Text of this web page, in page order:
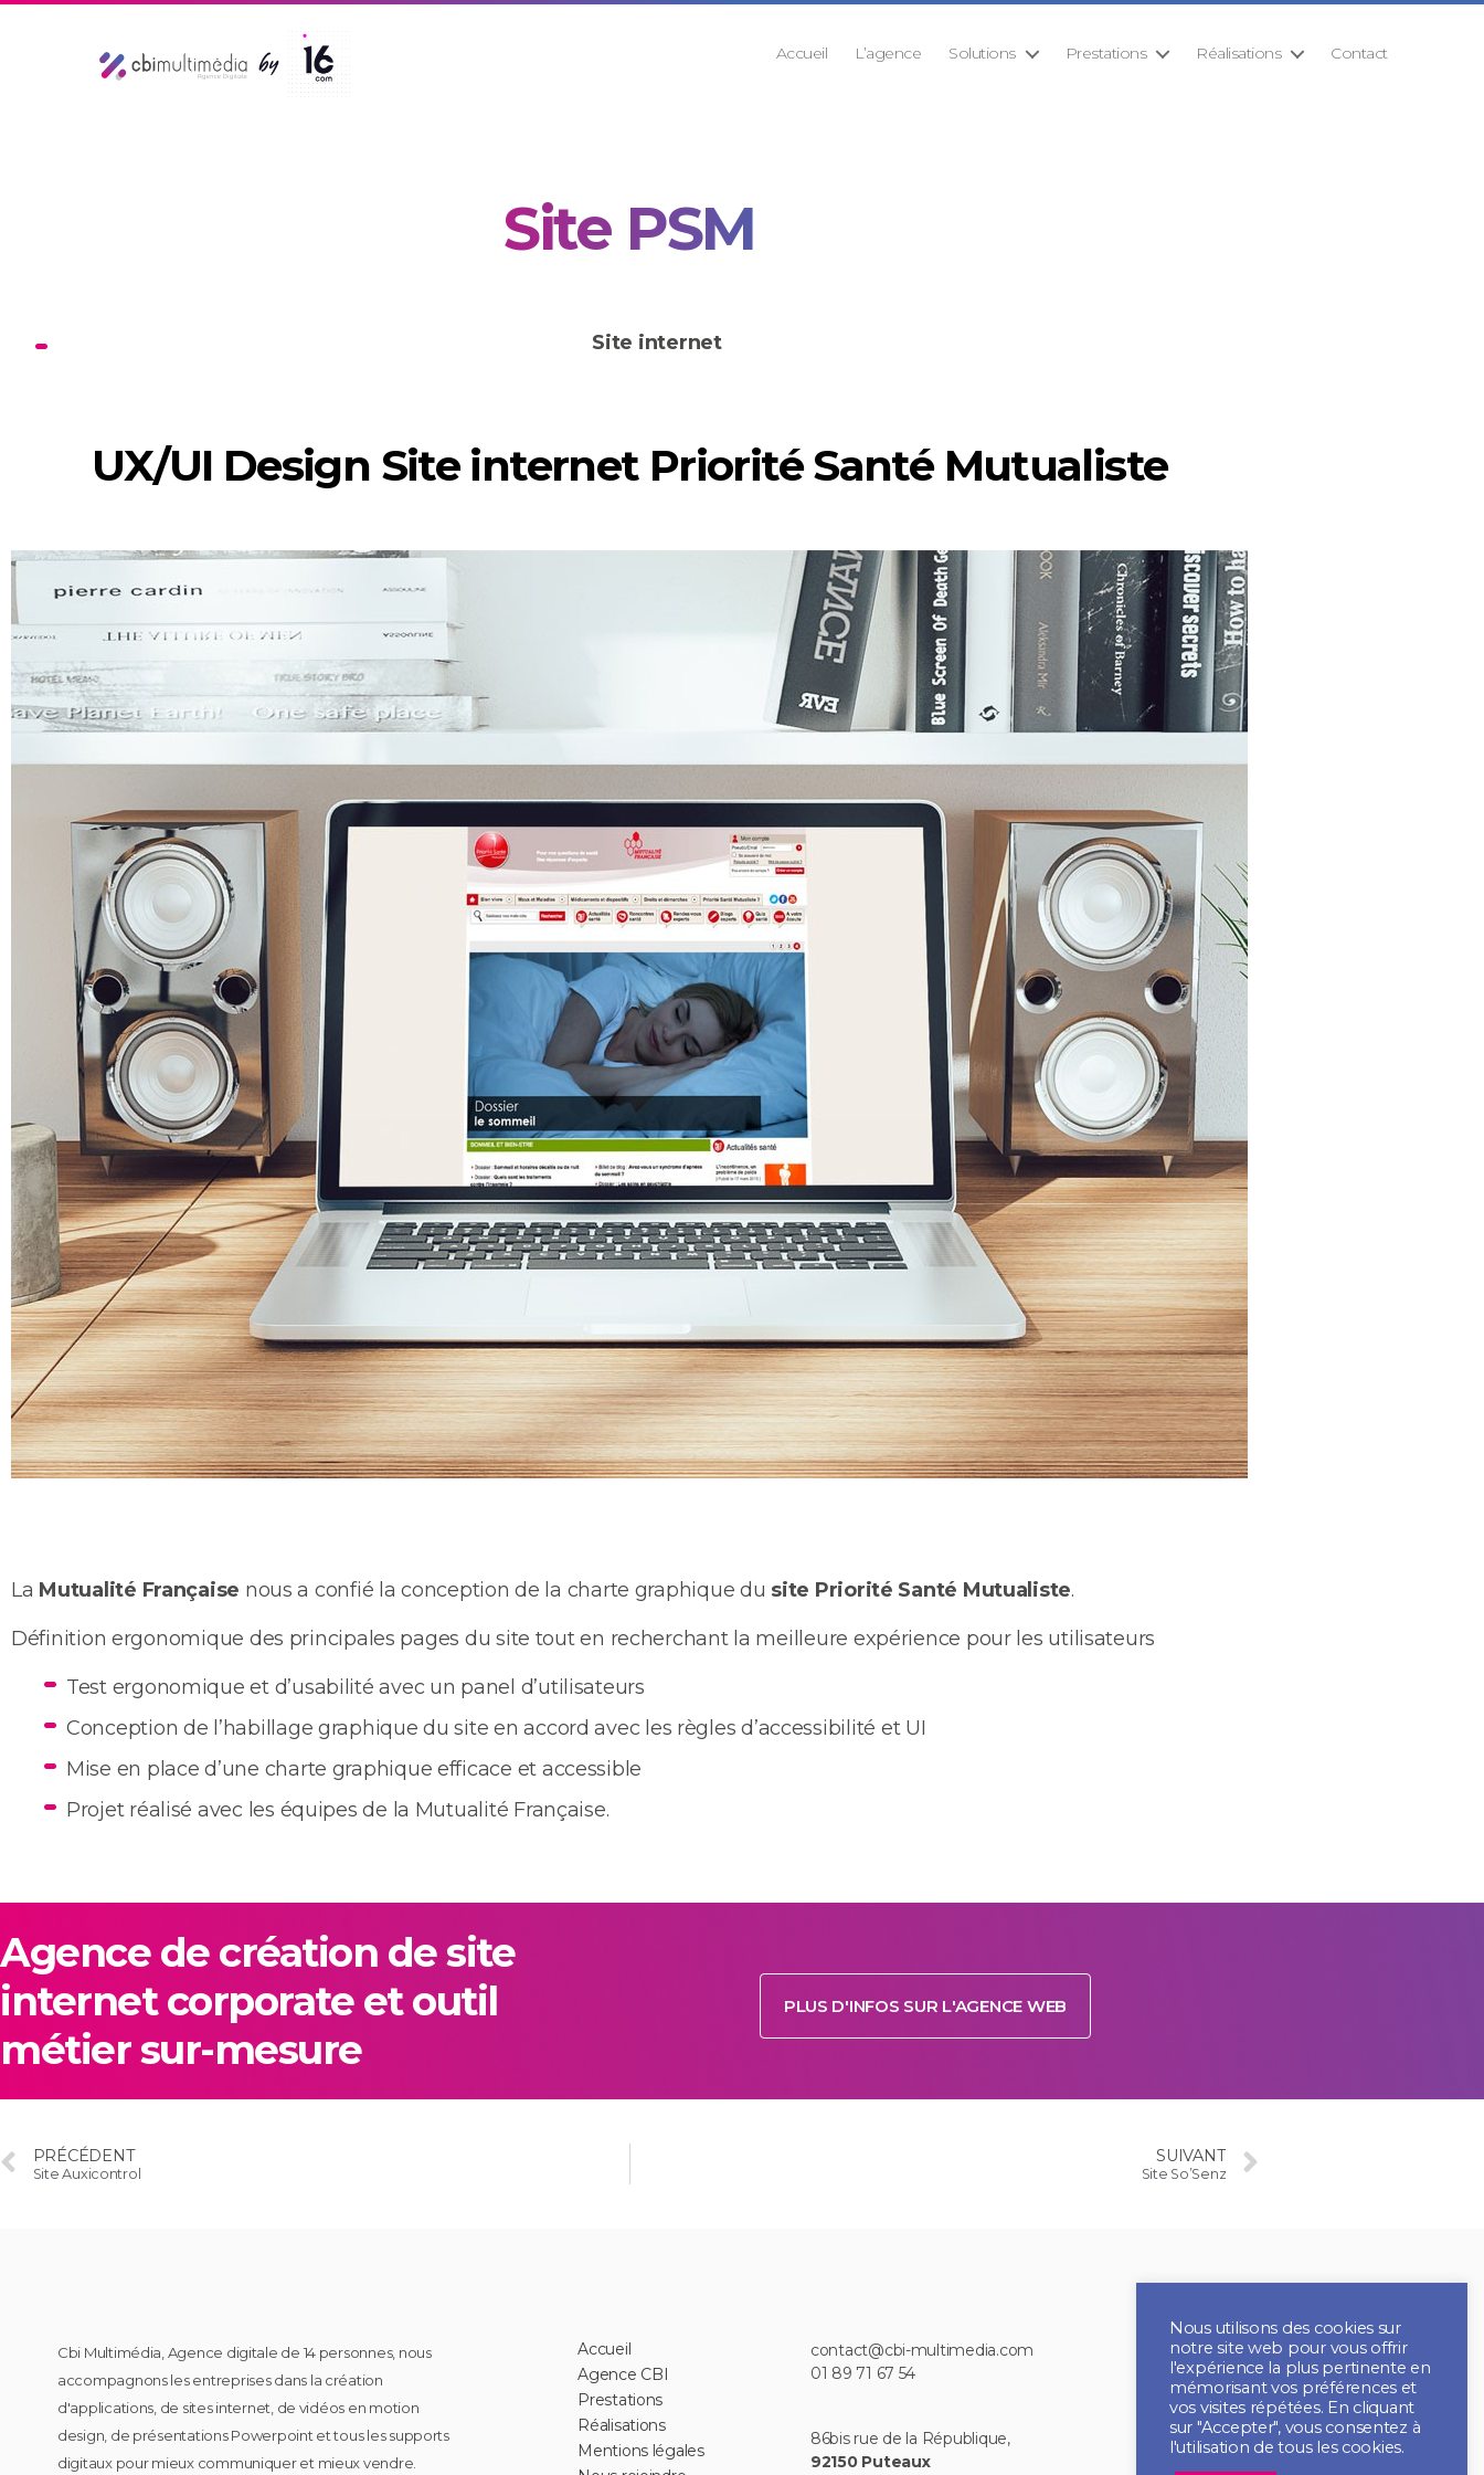
Accueil L’agence Solutions Prestations Réalisations Contact
Site PSM
Site internet
UX/UI Design Site internet Priorité Santé Mutualiste
La Mutualité Française nous a confié la conception de la charte graphique du site Priorité Santé Mutualiste.
Définition ergonomique des principales pages du site tout en recherchant la meilleure expérience pour les utilisateurs
Test ergonomique et d’usabilité avec un panel d’utilisateurs
Conception de l’habillage graphique du site en accord avec les règles d’accessibilité et UI
Mise en place d’une charte graphique efficace et accessible
Projet réalisé avec les équipes de la Mutualité Française.
Agence de création de site
internet corporate et outil
métier sur-mesure
PLUS D'INFOS SUR L'AGENCE WEB
PRÉCÉDENT
Site Auxicontrol
SUIVANT
Site So’Senz
Cbi Multimédia, Agence digitale de 14 personnes, nous
accompagnons les entreprises dans la création
d'applications, de sites internet, de vidéos en motion
design, de présentations Powerpoint et tous les supports
digitaux pour mieux communiquer et mieux vendre.
Accueil
Agence CBI
Prestations
Réalisations
Mentions légales
contact@cbi-multimedia.com
01 89 71 67 54
86bis rue de la République,
92150 Puteaux
Nous utilisons des cookies sur
notre site web pour vous offrir
l'expérience la plus pertinente en
mémorisant vos préférences et
vos visites répétées. En cliquant
sur "Accepter", vous consentez à
l'utilisation de tous les cookies.